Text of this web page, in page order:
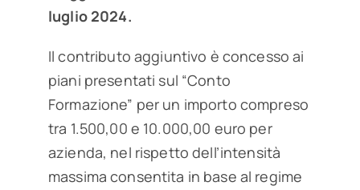
luglio 2024.
Il contributo aggiuntivo è concesso ai
piani presentati sul “Conto
Formazione” per un importo compreso
tra 1.500,00 e 10.000,00 euro per
azienda, nel rispetto dell’intensità
massima consentita in base al regime